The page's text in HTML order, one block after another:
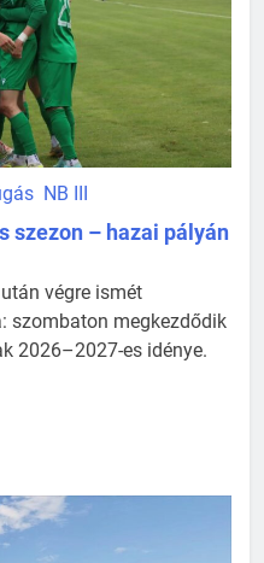
NB III
szezon – hazai pályán
végre ismét
szombaton megkezdődik
2026–2027-es idénye.